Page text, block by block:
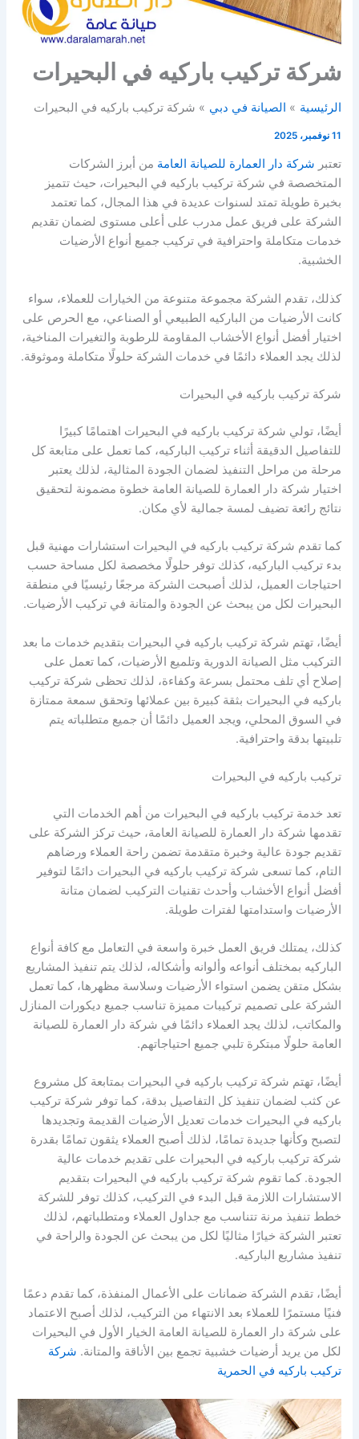
شركة تركيب باركيه في البحيرات
الرئيسية الصيانة في دبي شركة تركيب باركيه في البحيرات
11 نوفمبر، 2025
تعتبر شركة دار العمارة للصيانة العامة من أبرز الشركات
المتخصصة في شركة تركيب باركيه في البحيرات، حيث تتميز
بخبرة طويلة تمتد لسنوات عديدة في هذا المجال، كما تعتمد
الشركة على فريق عمل مدرب على أعلى مستوى لضمان تقديم
خدمات متكاملة واحترافية في تركيب جميع أنواع الأرضيات
الخشبية.
كذلك، تقدم الشركة مجموعة متنوعة من الخيارات للعملاء، سواء
كانت الأرضيات من الباركيه الطبيعي أو الصناعي، مع الحرص على
اختيار أفضل أنواع الأخشاب المقاومة للرطوبة والتغيرات المناخية،
لذلك يجد العملاء دائمًا في خدمات الشركة حلولًا متكاملة وموثوقة.
شركة تركيب باركيه في البحيرات
أيضًا، تولي شركة تركيب باركيه في البحيرات اهتمامًا كبيرًا
للتفاصيل الدقيقة أثناء تركيب الباركيه، كما تعمل على متابعة كل
مرحلة من مراحل التنفيذ لضمان الجودة المثالية، لذلك يعتبر
اختيار شركة دار العمارة للصيانة العامة خطوة مضمونة لتحقيق
نتائج رائعة تضيف لمسة جمالية لأي مكان.
كما تقدم شركة تركيب باركيه في البحيرات استشارات مهنية قبل
بدء تركيب الباركيه، كذلك توفر حلولًا مخصصة لكل مساحة حسب
احتياجات العميل، لذلك أصبحت الشركة مرجعًا رئيسيًا في منطقة
البحيرات لكل من يبحث عن الجودة والمتانة في تركيب الأرضيات.
أيضًا، تهتم شركة تركيب باركيه في البحيرات بتقديم خدمات ما بعد
التركيب مثل الصيانة الدورية وتلميع الأرضيات، كما تعمل على
إصلاح أي تلف محتمل بسرعة وكفاءة، لذلك تحظى شركة تركيب
باركيه في البحيرات بثقة كبيرة بين عملائها وتحقق سمعة ممتازة
في السوق المحلي، ويجد العميل دائمًا أن جميع متطلباته يتم
تلبيتها بدقة واحترافية.
تركيب باركيه في البحيرات
تعد خدمة تركيب باركيه في البحيرات من أهم الخدمات التي
تقدمها شركة دار العمارة للصيانة العامة، حيث تركز الشركة على
تقديم جودة عالية وخبرة متقدمة تضمن راحة العملاء ورضاهم
التام، كما تسعى شركة تركيب باركيه في البحيرات دائمًا لتوفير
أفضل أنواع الأخشاب وأحدث تقنيات التركيب لضمان متانة
الأرضيات واستدامتها لفترات طويلة.
كذلك، يمتلك فريق العمل خبرة واسعة في التعامل مع كافة أنواع
الباركيه بمختلف أنواعه وألوانه وأشكاله، لذلك يتم تنفيذ المشاريع
بشكل متقن يضمن استواء الأرضيات وسلاسة مظهرها، كما تعمل
الشركة على تصميم تركيبات مميزة تناسب جميع ديكورات المنازل
والمكاتب، لذلك يجد العملاء دائمًا في شركة دار العمارة للصيانة
العامة حلولًا مبتكرة تلبي جميع احتياجاتهم.
أيضًا، تهتم شركة تركيب باركيه في البحيرات بمتابعة كل مشروع
عن كثب لضمان تنفيذ كل التفاصيل بدقة، كما توفر شركة تركيب
باركيه في البحيرات خدمات تعديل الأرضيات القديمة وتجديدها
لتصبح وكأنها جديدة تمامًا، لذلك أصبح العملاء يثقون تمامًا بقدرة
شركة تركيب باركيه في البحيرات على تقديم خدمات عالية
الجودة. كما تقوم شركة تركيب باركيه في البحيرات بتقديم
الاستشارات اللازمة قبل البدء في التركيب، كذلك توفر للشركة
خطط تنفيذ مرنة تتناسب مع جداول العملاء ومتطلباتهم، لذلك
تعتبر الشركة خيارًا مثاليًا لكل من يبحث عن الجودة والراحة في
تنفيذ مشاريع الباركيه.
أيضًا، تقدم الشركة ضمانات على الأعمال المنفذة، كما تقدم دعمًا
فنيًا مستمرًا للعملاء بعد الانتهاء من التركيب، لذلك أصبح الاعتماد
على شركة دار العمارة للصيانة العامة الخيار الأول في البحيرات
لكل من يريد أرضيات خشبية تجمع بين الأناقة والمتانة. شركة
تركيب باركيه في الحمرية